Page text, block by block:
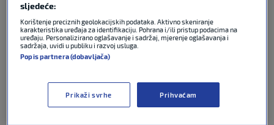
pobjede raspoloženi su pred našim kamerama bili
Mate Pavić i Nikola Mektić.
Treći bod Hrvatskoj u prvom subotnjem ogledu
sljedeće:
Korištenje preciznih geolokacijskih podataka. Aktivno skeniranje
karakteristika uređaja za identifikaciju. Pohrana i/ili pristup podacima na
uređaju. Personalizirano oglašavanje i sadržaj, mjerenje oglašavanja i
sadržaja, uvidi u publiku i razvoj usluga.
Popis partnera (dobavljača)
Prikaži svrhe Prihvaćam